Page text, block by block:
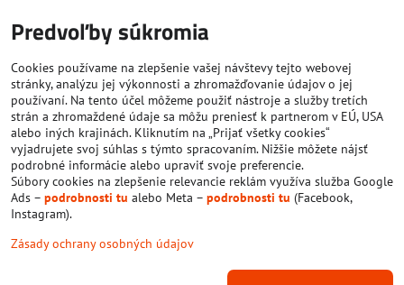
Predvoľby súkromia
Cookies používame na zlepšenie vašej návštevy tejto webovej
stránky, analýzu jej výkonnosti a zhromažďovanie údajov o jej
používaní. Na tento účel môžeme použiť nástroje a služby tretích
strán a zhromaždené údaje sa môžu preniesť k partnerom v EÚ, USA
alebo iných krajinách. Kliknutím na „Prijať všetky cookies“
vyjadrujete svoj súhlas s týmto spracovaním. Nižšie môžete nájsť
podrobné informácie alebo upraviť svoje preferencie.
Súbory cookies na zlepšenie relevancie reklám využíva služba Google
Ads – podrobnosti tu alebo Meta – podrobnosti tu (Facebook,
Instagram).
Zásady ochrany osobných údajov